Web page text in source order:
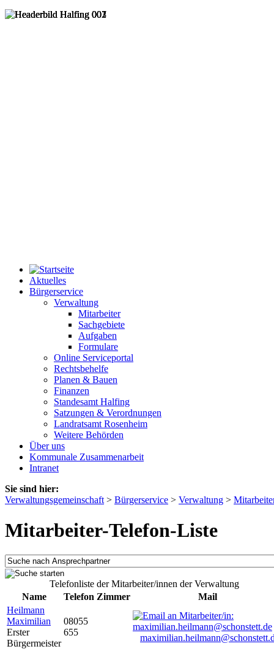
Aktuelles
Bürgerservice
Verwaltung
Mitarbeiter
Sachgebiete
Aufgaben
Formulare
Online Serviceportal
Rechtsbehelfe
Planen & Bauen
Finanzen
Standesamt Halfing
Satzungen & Verordnungen
Landratsamt Rosenheim
Weitere Behörden
Über uns
Kommunale Zusammenarbeit
Intranet
Sie sind hier:
Verwaltungsgemeinschaft > Bürgerservice > Verwaltung >
Mitarbeiter-Telefon-Liste
Telefonliste der Mitarbeiter/innen der Verwaltung
Name
Telefon Zimmer
Mail
Heilmann
Maximilian
Erster
Bürgermeister
08055
655